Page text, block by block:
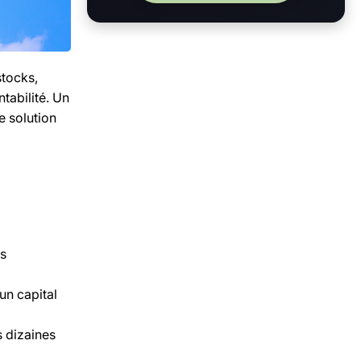
Un
solution
capital
dizaines